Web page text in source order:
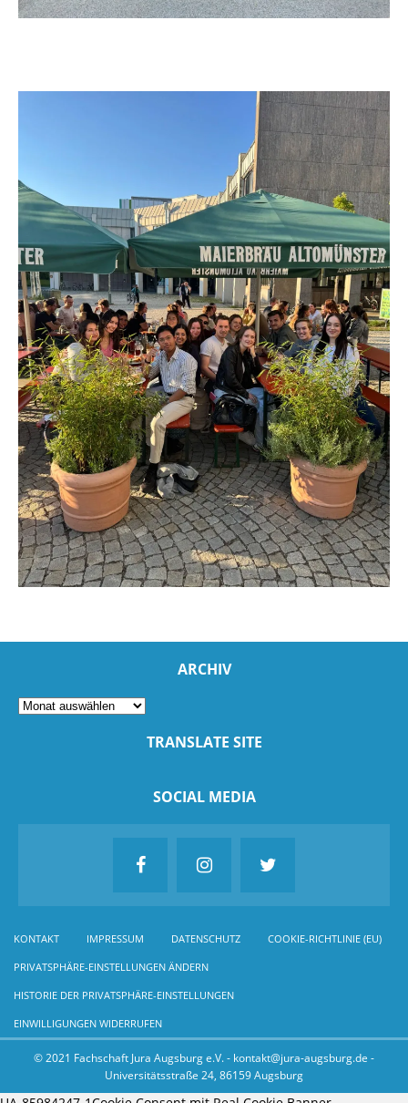
ARCHIV
TRANSLATE SITE
SOCIAL MEDIA
KONTAKT IMPRESSUM DATENSCHUTZ COOKIE-RICHTLINIE (EU)
PRIVATSPHÄRE-EINSTELLUNGEN ÄNDERN
HISTORIE DER PRIVATSPHÄRE-EINSTELLUNGEN
EINWILLIGUNGEN WIDERRUFEN
© 2021 Fachschaft Jura Augsburg e.V. - kontakt@jura-augsburg.de -
Universitätsstraße 24, 86159 Augsburg